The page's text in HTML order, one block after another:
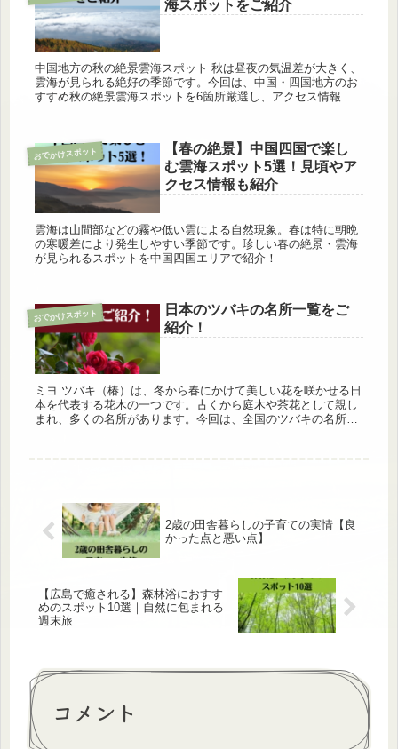
海スポットをご紹介
中国地方の秋の絶景雲海スポット 秋は昼夜の気温差が大きく、
雲海が見られる絶好の季節です。今回は、中国・四国地方のお
すすめ秋の絶景雲海スポットを6箇所厳選し、アクセス情報と
おでかけスポット
【春の絶景】中国四国で楽し
む雲海スポット5選！見頃やア
クセス情報も紹介
雲海は山間部などの霧や低い雲による自然現象。春は特に朝晩
の寒暖差により発生しやすい季節です。珍しい春の絶景・雲海
が見られるスポットを中国四国エリアで紹介！
おでかけスポット
日本のツバキの名所一覧をご
紹介！
ミヨ ツバキ（椿）は、冬から春にかけて美しい花を咲かせる日
本を代表する花木の一つです。古くから庭木や茶花として親し
まれ、多くの名所があります。今回は、全国のツバキの名所7
2歳の田舎暮らしの子育ての実情【良
かった点と悪い点】
【広島で癒される】森林浴におすす
めのスポット10選｜自然に包まれる
週末旅
コメント